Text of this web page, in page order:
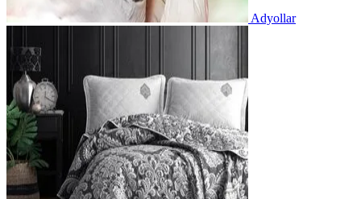
Adyollar